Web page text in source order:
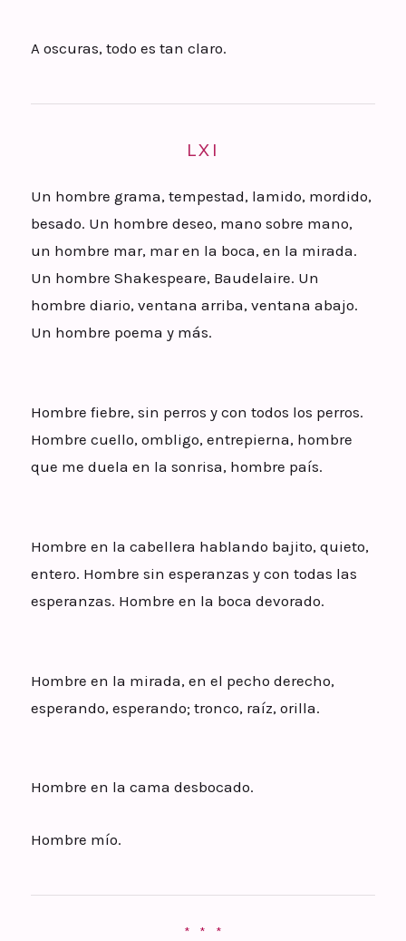
A oscuras, todo es tan claro.
LXI
Un hombre grama, tempestad, lamido, mordido,
besado. Un hombre deseo, mano sobre mano,
un hombre mar, mar en la boca, en la mirada.
Un hombre Shakespeare, Baudelaire. Un
hombre diario, ventana arriba, ventana abajo.
Un hombre poema y más.
Hombre fiebre, sin perros y con todos los perros.
Hombre cuello, ombligo, entrepierna, hombre
que me duela en la sonrisa, hombre país.
Hombre en la cabellera hablando bajito, quieto,
entero. Hombre sin esperanzas y con todas las
esperanzas. Hombre en la boca devorado.
Hombre en la mirada, en el pecho derecho,
esperando, esperando; tronco, raíz, orilla.
Hombre en la cama desbocado.
Hombre mío.
* * *